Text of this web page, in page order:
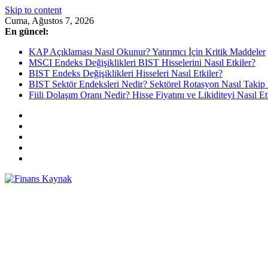
Skip to content
Cuma, Ağustos 7, 2026
En güncel:
KAP Açıklaması Nasıl Okunur? Yatırımcı İçin Kritik Maddeler
MSCI Endeks Değişiklikleri BIST Hisselerini Nasıl Etkiler?
BIST Endeks Değişiklikleri Hisseleri Nasıl Etkiler?
BIST Sektör Endeksleri Nedir? Sektörel Rotasyon Nasıl
Fiili Dolaşım Oranı Nedir? Hisse Fiyatını ve Likiditeyi Nasıl